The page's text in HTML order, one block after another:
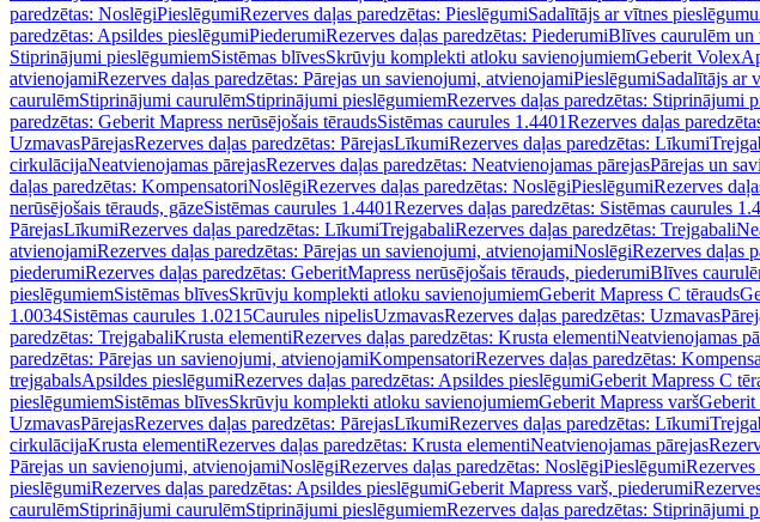
paredzētas: NoslēgiPieslēgumiRezerves daļas paredzētas: PieslēgumiSadalītājs ar vītnes pieslēgumu
paredzētas: Apsildes pieslēgumiPiederumiRezerves daļas paredzētas: PiederumiBlīves caurulēm un
Stiprinājumi pieslēgumiemSistēmas blīvesSkrūvju komplekti atloku savienojumiemGeberit Volex
atvienojamiRezerves daļas paredzētas: Pārejas un savienojumi, atvienojamiPieslēgumiSadalītājs ar
caurulēmStiprinājumi caurulēmStiprinājumi pieslēgumiemRezerves daļas paredzētas: Stiprinājumi
paredzētas: Geberit Mapress nerūsējošais tēraudsSistēmas caurules 1.4401Rezerves daļas
UzmavasPārejasRezerves daļas paredzētas: PārejasLīkumiRezerves daļas paredzētas: Līkumi
cirkulācijaNeatvienojamas pārejasRezerves daļas paredzētas: Neatvienojamas pārejasPārejas un
daļas paredzētas: KompensatoriNoslēgiRezerves daļas paredzētas: NoslēgiPieslēgumiRezerves
nerūsējošais tērauds, gāzeSistēmas caurules 1.4401Rezerves daļas paredzētas: Sistēmas caurules
PārejasLīkumiRezerves daļas paredzētas: LīkumiTrejgabaliRezerves daļas paredzētas: Trejgabali
atvienojamiRezerves daļas paredzētas: Pārejas un savienojumi, atvienojamiNoslēgiRezerves daļas
piederumiRezerves daļas paredzētas: GeberitMapress nerūsējošais tērauds, piederumiBlīves
pieslēgumiemSistēmas blīvesSkrūvju komplekti atloku savienojumiemGeberit Mapress C tērauds
1.0034Sistēmas caurules 1.0215Caurules nipelisUzmavasRezerves daļas paredzētas: Uzmavas
paredzētas: TrejgabaliKrusta elementiRezerves daļas paredzētas: Krusta elementiNeatvienojamas
paredzētas: Pārejas un savienojumi, atvienojamiKompensatoriRezerves daļas paredzētas:
trejgabalsApsildes pieslēgumiRezerves daļas paredzētas: Apsildes pieslēgumiGeberit Mapress C
pieslēgumiemSistēmas blīvesSkrūvju komplekti atloku savienojumiemGeberit Mapress varšGeberit
UzmavasPārejasRezerves daļas paredzētas: PārejasLīkumiRezerves daļas paredzētas: Līkumi
cirkulācijaKrusta elementiRezerves daļas paredzētas: Krusta elementiNeatvienojamas pārejas
Pārejas un savienojumi, atvienojamiNoslēgiRezerves daļas paredzētas: NoslēgiPieslēgumiRezerves
pieslēgumiRezerves daļas paredzētas: Apsildes pieslēgumiGeberit Mapress varš, piederumi
caurulēmStiprinājumi caurulēmStiprinājumi pieslēgumiemRezerves daļas paredzētas: Stiprinājumi